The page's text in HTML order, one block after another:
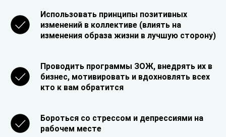
Использовать принципы позитивных
изменений в коллективе (влиять на
изменения образа жизни в лучшую сторону)
Проводить программы ЗОЖ, внедрять их в
бизнес, мотивировать и вдохновлять всех
кто к вам обратится
Бороться со стрессом и депрессиями на
рабочем месте